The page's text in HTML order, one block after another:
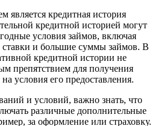
является кредитная история
кредитной историей могут
условия займов, включая
ставки и большие суммы займов. В
кредитной истории не
препятствием для получения
условия его предоставления.
и условий, важно знать, что
различные дополнительные
за оформление или страховку.